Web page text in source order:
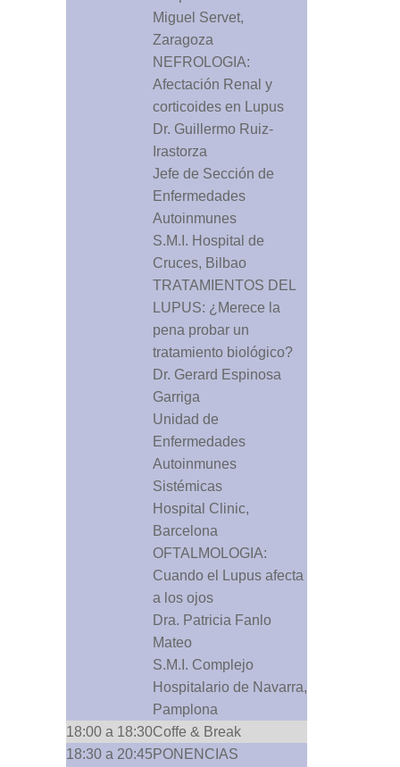
Miguel Servet,
Zaragoza
NEFROLOGIA:
Afectación Renal y
corticoides en Lupus
Dr. Guillermo Ruiz-
Irastorza
Jefe de Sección de
Enfermedades
Autoinmunes
S.M.I. Hospital de
Cruces, Bilbao
TRATAMIENTOS DEL
LUPUS: ¿Merece la
pena probar un
tratamiento biológico?
Dr. Gerard Espinosa
Garriga
Unidad de
Enfermedades
Autoinmunes
Sistémicas
Hospital Clinic,
Barcelona
OFTALMOLOGIA:
Cuando el Lupus afecta
a los ojos
Dra. Patricia Fanlo
Mateo
S.M.I. Complejo
Hospitalario de Navarra,
Pamplona
18:00 a 18:30Coffe & Break
18:30 a 20:45 PONENCIAS